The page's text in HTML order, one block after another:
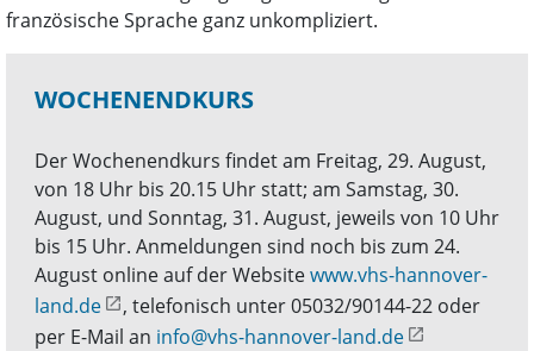
französische Sprache ganz unkompliziert.
WOCHENENDKURS
Der Wochenendkurs findet am Freitag, 29. August,
von 18 Uhr bis 20.15 Uhr statt; am Samstag, 30.
August, und Sonntag, 31. August, jeweils von 10 Uhr
bis 15 Uhr. Anmeldungen sind noch bis zum 24.
August online auf der Websitewww.vhs-hannover-
land.de
, telefonisch unter 05032/90144-22 oder
per E-Mail an info@vhs-hannover-land.de